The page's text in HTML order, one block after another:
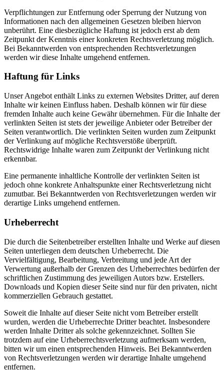
Verpflichtungen zur Entfernung oder Sperrung der Nutzung von
Informationen nach den allgemeinen Gesetzen bleiben hiervon
unberührt. Eine diesbezügliche Haftung ist jedoch erst ab dem
Zeitpunkt der Kenntnis einer konkreten Rechtsverletzung möglich.
Bei Bekanntwerden von entsprechenden Rechtsverletzungen
werden wir diese Inhalte umgehend entfernen.
Haftung für Links
Unser Angebot enthält Links zu externen Websites Dritter, auf deren
Inhalte wir keinen Einfluss haben. Deshalb können wir für diese
fremden Inhalte auch keine Gewähr übernehmen. Für die Inhalte der
verlinkten Seiten ist stets der jeweilige Anbieter oder Betreiber der
Seiten verantwortlich. Die verlinkten Seiten wurden zum Zeitpunkt
der Verlinkung auf mögliche Rechtsverstöße überprüft.
Rechtswidrige Inhalte waren zum Zeitpunkt der Verlinkung nicht
erkennbar.
Eine permanente inhaltliche Kontrolle der verlinkten Seiten ist
jedoch ohne konkrete Anhaltspunkte einer Rechtsverletzung nicht
zumutbar. Bei Bekanntwerden von Rechtsverletzungen werden wir
derartige Links umgehend entfernen.
Urheberrecht
Die durch die Seitenbetreiber erstellten Inhalte und Werke auf diesen
Seiten unterliegen dem deutschen Urheberrecht. Die
Vervielfältigung, Bearbeitung, Verbreitung und jede Art der
Verwertung außerhalb der Grenzen des Urheberrechtes bedürfen der
schriftlichen Zustimmung des jeweiligen Autors bzw. Erstellers.
Downloads und Kopien dieser Seite sind nur für den privaten, nicht
kommerziellen Gebrauch gestattet.
Soweit die Inhalte auf dieser Seite nicht vom Betreiber erstellt
wurden, werden die Urheberrechte Dritter beachtet. Insbesondere
werden Inhalte Dritter als solche gekennzeichnet. Sollten Sie
trotzdem auf eine Urheberrechtsverletzung aufmerksam werden,
bitten wir um einen entsprechenden Hinweis. Bei Bekanntwerden
von Rechtsverletzungen werden wir derartige Inhalte umgehend
entfernen.